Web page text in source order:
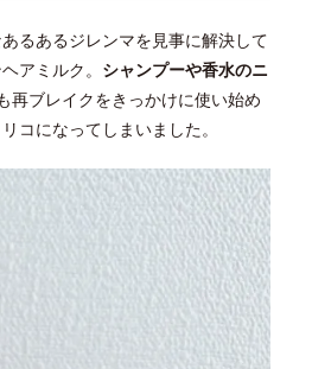
るあるジレンマを見事に解決して
アミルク。 シャンプーや香水のニ
再ブレイクをきっかけに使い始め
コになってしまいました。